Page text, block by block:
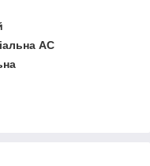
АС